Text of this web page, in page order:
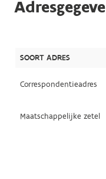
SOORT ADRES
Correspondentieadres
Maatschappelijke zetel